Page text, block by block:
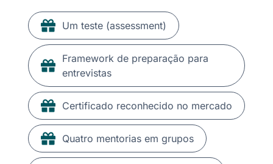
Um teste (assessment)
Framework de preparação para
entrevistas
Certificado reconhecido no mercado
Quatro mentorias em grupos